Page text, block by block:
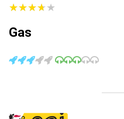
★★★★★
★★★★★
Gas